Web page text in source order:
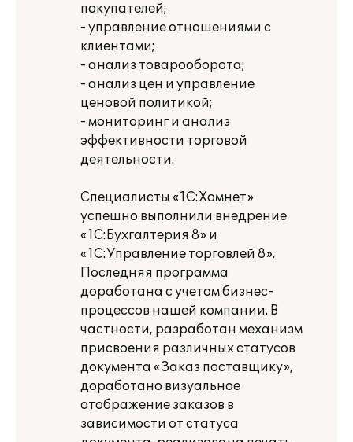
покупателей;
- управление отношениями с
клиентами;
- анализ товарооборота;
- анализ цен и управление
ценовой политикой;
- мониторинг и анализ
эффективности торговой
деятельности.
Специалисты «1С:Хомнет»
успешно выполнили внедрение
«1С:Бухгалтерия 8» и
«1С:Управление торговлей 8».
Последняя программа
доработана с учетом бизнес-
процессов нашей компании. В
частности, разработан механизм
присвоения различных статусов
документа «Заказ поставщику»,
доработано визуальное
отображение заказов в
зависимости от статуса